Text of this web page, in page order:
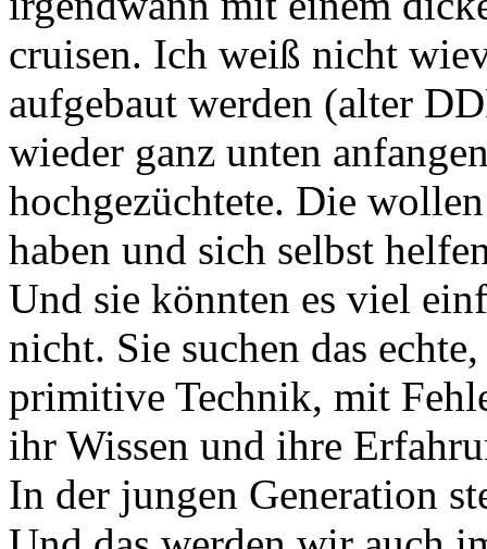
cruisen. Ich weiß nicht
aufgebaut werden (alter
wieder ganz unten
hochgezüchtete. Die
haben und sich selbst
Und sie könnten es viel
nicht. Sie suchen das
primitive Technik, mit
ihr Wissen und ihre
In der jungen Generation